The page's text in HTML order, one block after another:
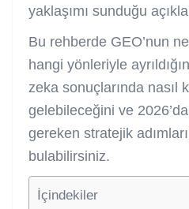
yaklaşımı sunduğu
Bu rehberde GEO’nun
hangi yönleriyle
zeka sonuçlarında nasıl
gelebileceğini ve
gereken stratejik
bulabilirsiniz.
İçindekiler